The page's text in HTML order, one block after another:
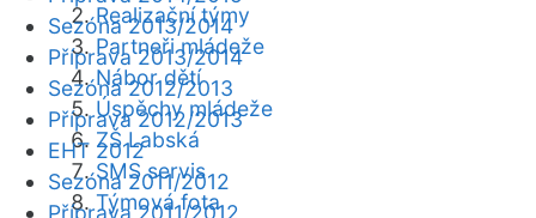
Realizační týmy
Partneři mládeže
Nábor dětí
Úspěchy mládeže
ZŠ Labská
SMS servis
Týmová fota
Sezóna 2013/2014
Příprava 2013/2014
Sezóna 2012/2013
Příprava 2012/2013
EHT 2012
Sezóna 2011/2012
Příprava 2011/2012